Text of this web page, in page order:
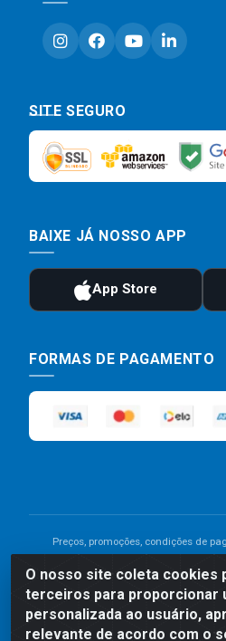
O nosso site coleta cookies
terceiros para proporcionar
personalizada ao usuário,
relevante de acordo com o
SITE SEGURO
BAIXE JÁ NOSSO APP
FORMAS DE PAGAMENTO
Preços, promoções, condições de
divergência de preço de um produto,
exibido no carrinho de compras do
As vendas estão sujeitas a análise
Imagens de produtos